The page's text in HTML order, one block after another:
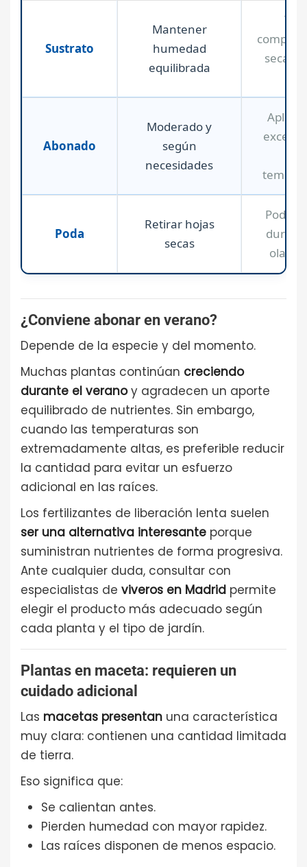
Sustrato
Mantener
humedad
equilibrada
seca
Abonado
Moderado y
según
necesidades
Poda
Retirar hojas
secas
Poda
ola de
¿Conviene abonar en verano?
Depende de la especie y del momento.
Muchas plantas continúan creciendo
durante el veranoy agradecen un aporte
equilibrado de nutrientes. Sin embargo,
cuando las temperaturas son
extremadamente altas, es preferible reducir
la cantidad para evitar un esfuerzo
adicional en las raíces.
Los fertilizantes de liberación lenta suelen
ser una alternativa interesante porque
suministran nutrientes de forma progresiva.
Ante cualquier duda, consultar con
especialistas de viveros en Madrid permite
elegir el producto más adecuado según
cada planta y el tipo de jardín.
Plantas en maceta: requieren un
cuidado adicional
Las macetas presentan una característica
muy clara: contienen una cantidad limitada
de tierra.
Eso significa que:
Se calientan antes.
Pierden humedad con mayor rapidez.
Las raíces disponen de menos espacio.